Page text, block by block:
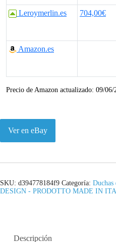
Leroymerlin.es 704,00€
Amazon.es
Precio de Amazon actualizado: 09/06/
Ver en eBay
SKU: d394778184f9 Categoría: Duchas
DESIGN - PRODOTTO MADE IN
Descripción